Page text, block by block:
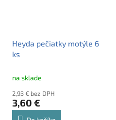
Heyda pečiatky motýle 6
ks
na sklade
2,93 € bez DPH
3,60 €